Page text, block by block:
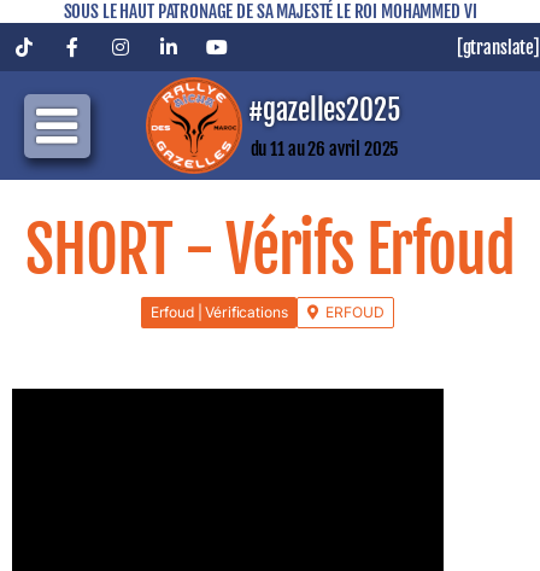
SOUS LE HAUT PATRONAGE DE SA MAJESTÉ LE ROI MOHAMMED VI
TiktokFacebookInstagramLinkedInYouTube [gtranslate]
#gazelles2025
du 11 au 26 avril 2025
SHORT - Vérifs Erfoud
Erfoud | Vérifications ERFOUD